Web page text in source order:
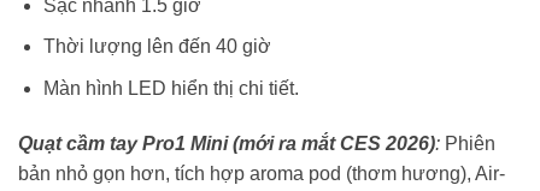
Sạc nhanh 1.5 giờ
Thời lượng lên đến 40 giờ
Màn hình LED hiển thị chi tiết.
Quạt cầm tay Pro1 Mini (mới ra mắt CES 2026): Phiên
bản nhỏ gọn hơn, tích hợp aroma pod (thơm hương), Air-